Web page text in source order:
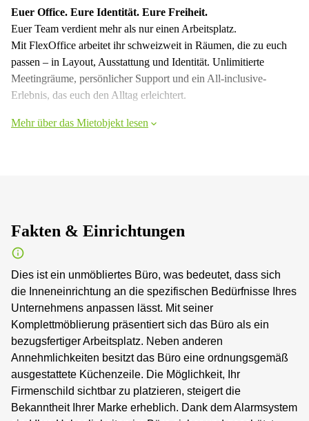
Euer Office. Eure Identität. Eure Freiheit.
Euer Team verdient mehr als nur einen Arbeitsplatz.
Mit FlexOffice arbeitet ihr schweizweit in Räumen, die zu euch
passen – in Layout, Ausstattung und Identität. Unlimitierte
Meetingräume, persönlicher Support und ein All-inclusive-
Erlebnis, das euch den Alltag erleichtert.
Mehr über das Mietobjekt lesen
Fakten & Einrichtungen
Dies ist ein unmöbliertes Büro, was bedeutet, dass sich
die Inneneinrichtung an die spezifischen Bedürfnisse Ihres
Unternehmens anpassen lässt. Mit seiner
Komplettmöblierung präsentiert sich das Büro als ein
bezugsfertiger Arbeitsplatz. Neben anderen
Annehmlichkeiten besitzt das Büro eine ordnungsgemäß
ausgestattete Küchenzeile. Die Möglichkeit, Ihr
Firmenschild sichtbar zu platzieren, steigert die
Bekanntheit Ihrer Marke erheblich. Dank dem Alarmsystem